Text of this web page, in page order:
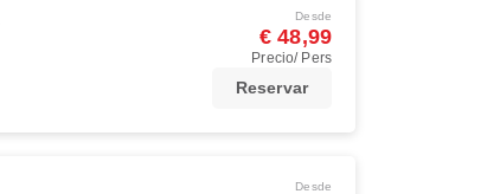
Desde
€ 48,99
Precio/ Pers
Reservar
Desde